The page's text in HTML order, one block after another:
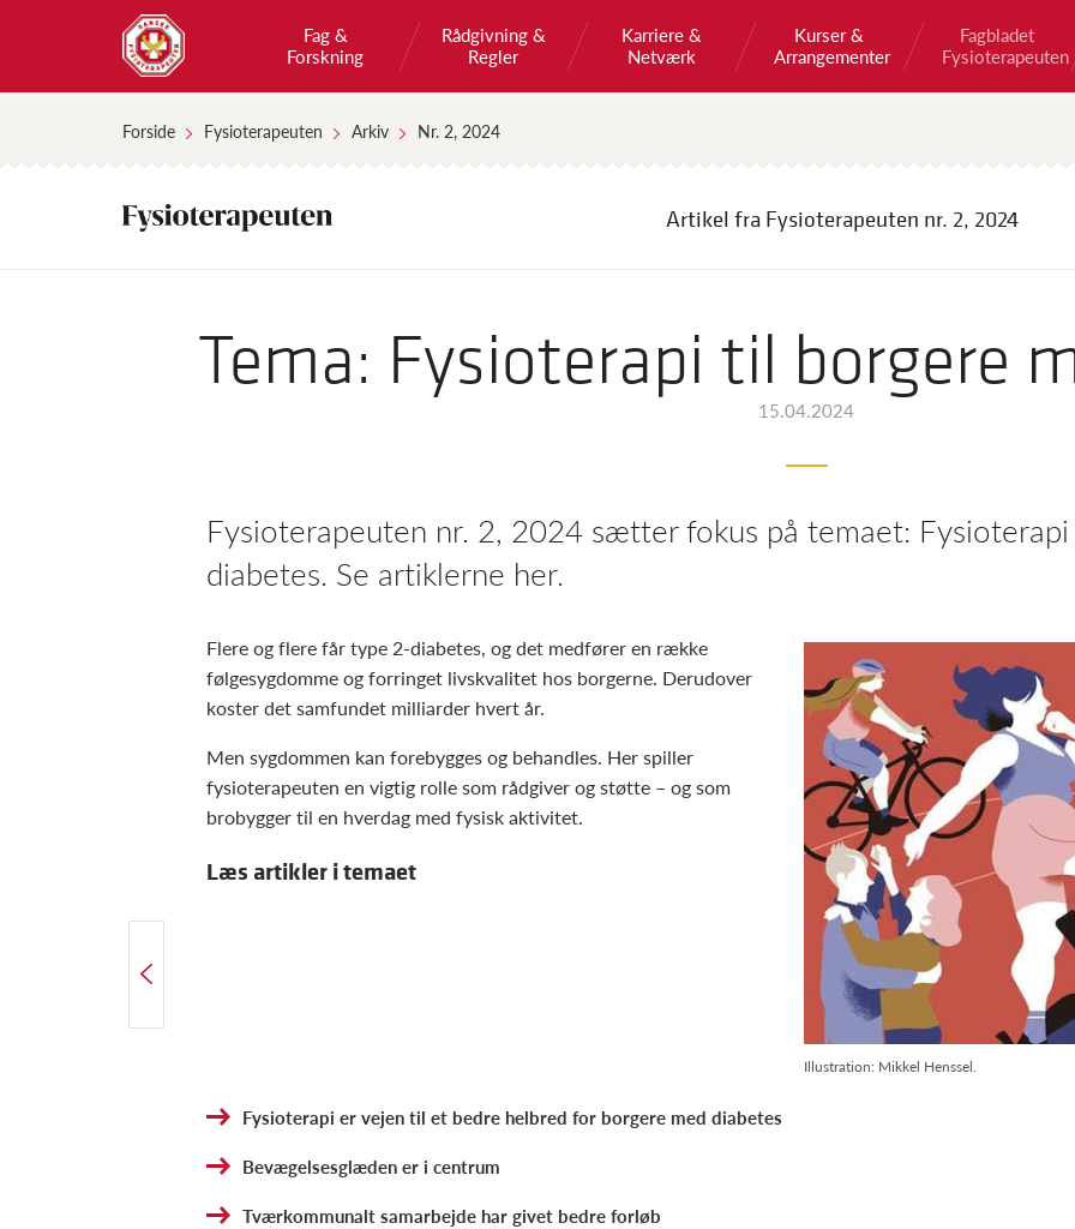
Fag &
Forskning
Rådgivning &
Regler
Karriere &
Netværk
Kurser &
Arrangementer
Fagbladet
Fysioterapeuten
Forside Fysioterapeuten Arkiv Nr. 2, 2024
Artikel fra Fysioterapeuten nr. 2, 2024
Tema: Fysioterapi til borgere
15.04.2024
Fysioterapeuten nr. 2, 2024 sætter fokus på temaet:
diabetes. Se artiklerne her.
Illustration: Mikkel Henssel.
Flere og flere får type 2-diabetes, og det medfører en række
følgesygdomme og forringet livskvalitet hos borgerne. Derudover
koster det samfundet milliarder hvert år.
Men sygdommen kan forebygges og behandles. Her spiller
fysioterapeuten en vigtig rolle som rådgiver og støtte – og som
brobygger til en hverdag med fysisk aktivitet.
Læs artikler i temaet
Fysioterapi er vejen til et bedre helbred for borgere med diabetes
Bevægelsesglæden er i centrum
Tværkommunalt samarbejde har givet bedre forløb